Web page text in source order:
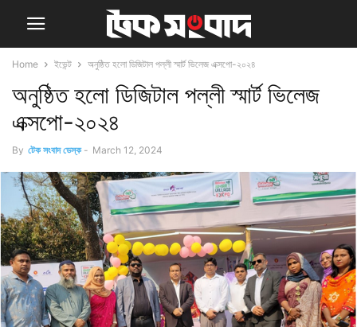
Home ইভেন্ট অনুষ্ঠিত হলো ডিজিটাল পল্লী স্মার্ট ভিলেজ এক্সপো-২০২৪
অনুষ্ঠিত হলো ডিজিটাল পল্লী স্মার্ট ভিলেজ
এক্সপো-২০২৪
By টেক সংবাদ ডেস্ক - March 12, 2024